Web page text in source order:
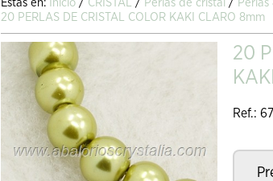
Estás en: Inicio / CRISTAL / Perlas de cristal / Perlas
20 PERLAS DE CRISTAL COLOR KAKI CLARO 8mm
20
Ref.: